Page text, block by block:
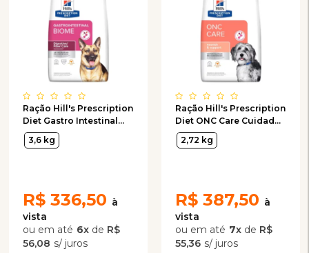
Ração Hill's Prescription
Diet Gastro Intestinal
Biome para Cães
3,6 kg
R$ 336,50
6x de R$
56,08
Ração Hill's Prescription
Diet ONC Care Cuidado
Oncológico para Cães
2,72 kg
2,72 kg
R$ 387,50
7x de R$
55,36